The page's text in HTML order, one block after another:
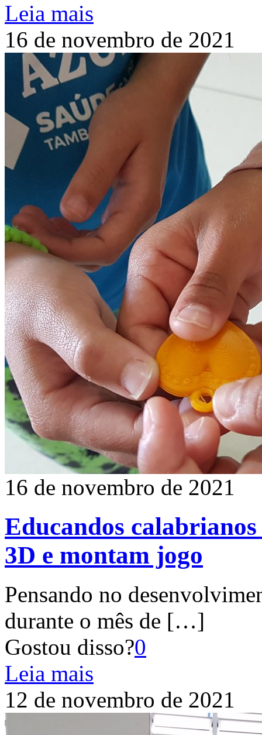
Leia mais
16 de novembro de 2021
16 de novembro de 2021
Educandos
3D e montam jogo
Pensando no
durante o mês de […]
Gostou disso?0
Leia mais
12 de novembro de 2021